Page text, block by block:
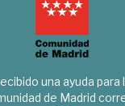
una ayuda
de Madrid